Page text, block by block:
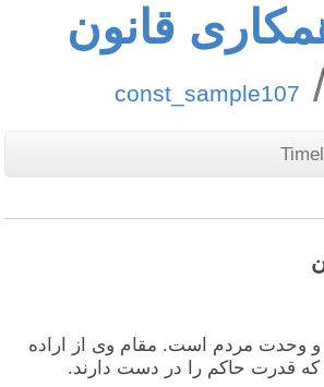
قانون
const_sample107
و وحدت‏ مردم‏ است‏. مقام‏ وی‏ از اراده‏
قدرت‏ حاکم‏ را در دست‏ دارند.